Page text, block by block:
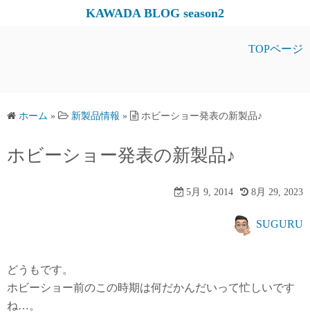
ス
ッ
KAWADA BLOG season2
TOPページ
ホーム » 新製品情報 » ホビーショー発表の新製品♪
ホビーショー発表の新製品♪
5月 9, 2014 8月 29, 2023
SUGURU
どうもです。
ホビーショー前のこの時期は何だかんだいって忙しいです
ね…。